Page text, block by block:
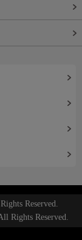
Reserved.
Rights Reserved.